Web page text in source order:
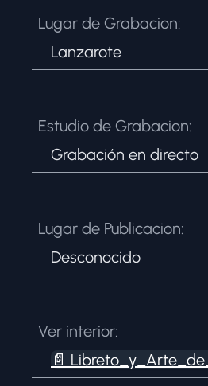
Lugar de Grabacion:
Lanzarote
Estudio de Grabacion:
Grabación en directo
Lugar de Publicacion:
Desconocido
Ver interior:
📄